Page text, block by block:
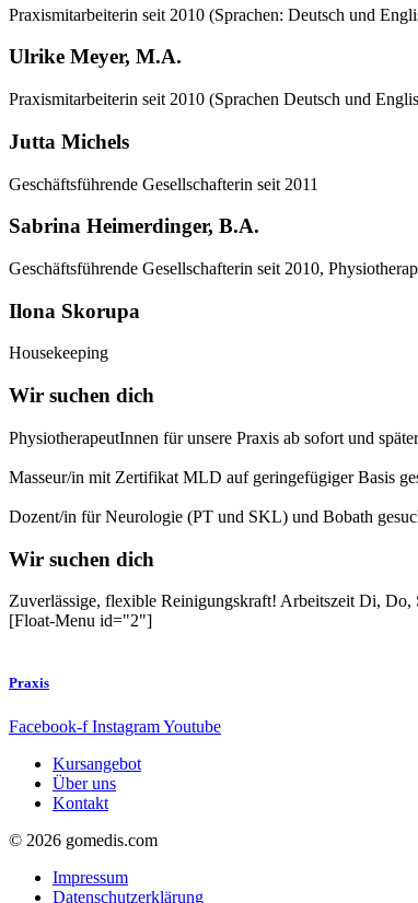
Praxismitarbeiterin seit 2010 (Sprachen: Deutsch und
Ulrike Meyer, M.A.
Praxismitarbeiterin seit 2010 (Sprachen Deutsch und
Jutta Michels
Geschäftsführende Gesellschafterin seit 2011
Sabrina Heimerdinger, B.A.
Geschäftsführende Gesellschafterin seit 2010,
Ilona Skorupa
Housekeeping
Wir suchen dich
PhysiotherapeutInnen für unsere Praxis ab sofort und
Masseur/in mit Zertifikat MLD auf geringefügiger Basis
Dozent/in für Neurologie (PT und SKL) und Bobath
Wir suchen dich
Zuverlässige, flexible Reinigungskraft! Arbeitszeit Di, Do,
[Float-Menu id="2"]
Praxis
Facebook-f InstagramYoutube
Kursangebot
Über uns
Kontakt
© 2026 gomedis.com
Impressum
Datenschutzerklärung